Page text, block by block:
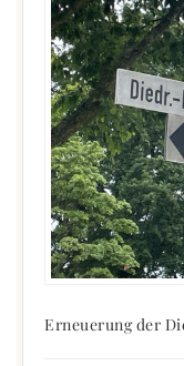
Erneuerung der